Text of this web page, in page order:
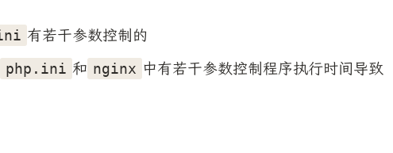
有若干参数控制的
php.ini 和 nginx 中有若干参数控制程序执行时间导致